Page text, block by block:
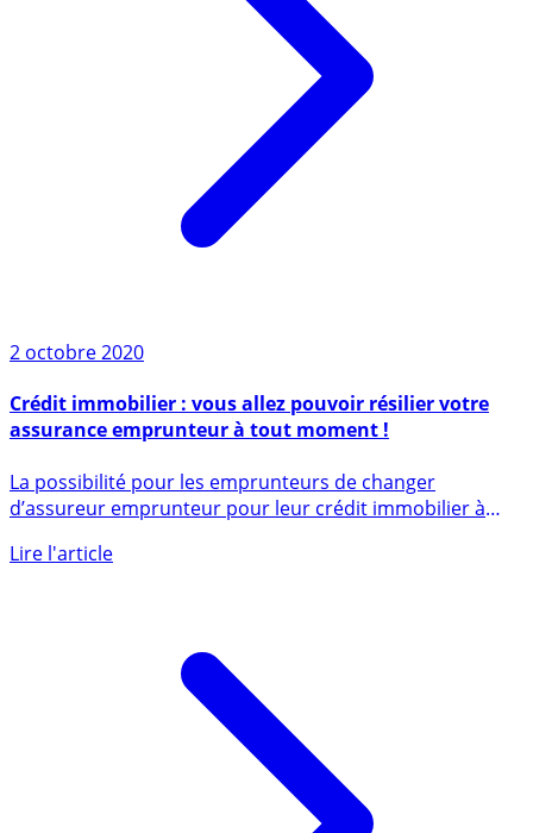
2 octobre 2020
Crédit immobilier : vous allez pouvoir résilier votre
assurance emprunteur à tout moment !
La possibilité pour les emprunteurs de changer
d’assureur emprunteur pour leur crédit immobilier à
tout moment sera (...)
Lire l'article